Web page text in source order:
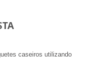
caseiros utilizando